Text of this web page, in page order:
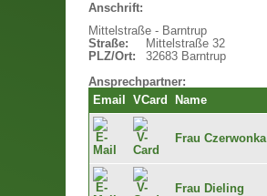
Anschrift:
Mittelstraße - Barntrup
Straße:
Mittelstraße 32
PLZ/Ort:
32683 Barntrup
Ansprechpartner:
Email
VCard Name
Frau Czerwonka
Frau Dieling